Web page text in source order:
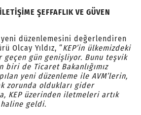
ŞEFFAFLIK VE GÜVEN
yeni düzenlemesini değerlendiren
Olcay Yıldız, “KEP’in ülkemizdeki
geçen gün genişliyor. Bunu teşvik
biri de Ticaret Bakanlığımız
yeni düzenleme ile AVM’lerin,
zorunda oldukları gider
KEP üzerinden iletmeleri artık
geldi.